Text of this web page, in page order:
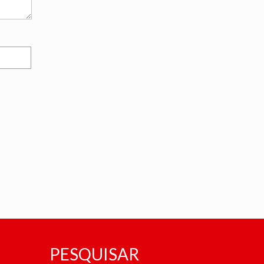
PESQUISAR